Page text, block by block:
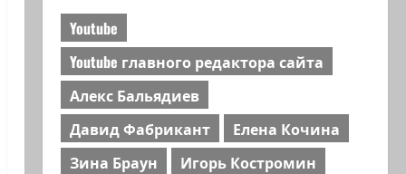
Youtube
Youtube главного редактора сайта
Алекс Бальядиев
Давид Фабрикант
Елена Кочина
Зина Браун
Игорь Костромин